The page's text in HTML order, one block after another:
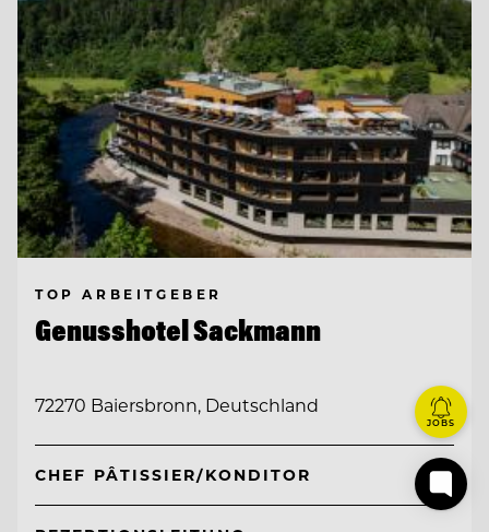
TOP ARBEITGEBER
Genusshotel Sackmann
72270 Baiersbronn, Deutschland
CHEF PÂTISSIER/KONDITOR
JOBS